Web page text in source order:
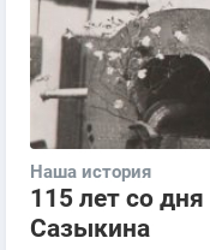
Наша история
115 лет со
Сазыкина